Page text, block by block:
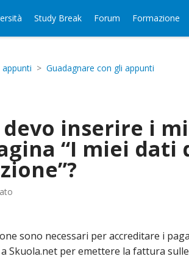
Study Break Forum Formazione
Guadagnare con gli appunti
devo inserire i
“I miei dati
sono necessari per accreditare i
Skuola.net per emettere la fattura